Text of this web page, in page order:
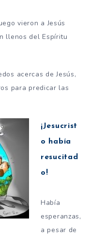
vieron a Jesús
llenos del Espíritu
acercas de Jesús,
para predicar las
¡Jesucrist
o había
resucitad
o!
Había
esperanzas,
a pesar de